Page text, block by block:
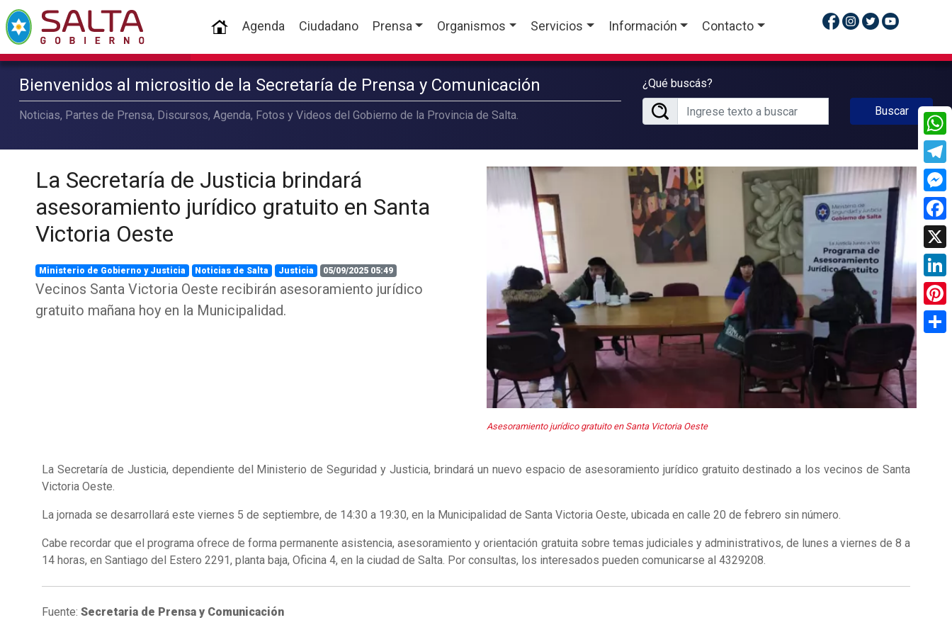
(current)
Agenda Ciudadano Prensa Organismos Servicios Información Contacto
Bienvenidos al micrositio de la Secretaría de Prensa y Comunicación
Noticias, Partes de Prensa, Discursos, Agenda, Fotos y Videos del Gobierno de la Provincia de Salta.
¿Qué buscás?
Buscar
La Secretaría de Justicia brindará
asesoramiento jurídico gratuito en Santa
Victoria Oeste
Ministerio de Gobierno y Justicia Noticias de Salta Justicia 05/09/2025 05:49
Vecinos Santa Victoria Oeste recibirán asesoramiento jurídico
gratuito mañana hoy en la Municipalidad.
Asesoramiento jurídico gratuito en Santa Victoria Oeste
La Secretaría de Justicia, dependiente del Ministerio de Seguridad y Justicia, brindará un nuevo espacio de asesoramiento jurídico gratuito destinado a los vecinos de Santa
Victoria Oeste.
La jornada se desarrollará este viernes 5 de septiembre, de 14:30 a 19:30, en la Municipalidad de Santa Victoria Oeste, ubicada en calle 20 de febrero sin número.
Cabe recordar que el programa ofrece de forma permanente asistencia, asesoramiento y orientación gratuita sobre temas judiciales y administrativos, de lunes a viernes de 8 a
14 horas, en Santiago del Estero 2291, planta baja, Oficina 4, en la ciudad de Salta. Por consultas, los interesados pueden comunicarse al 4329208.
Fuente: Secretaria de Prensa y Comunicación
X